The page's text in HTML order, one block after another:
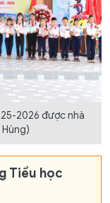
2026 được nhà
Tiểu học